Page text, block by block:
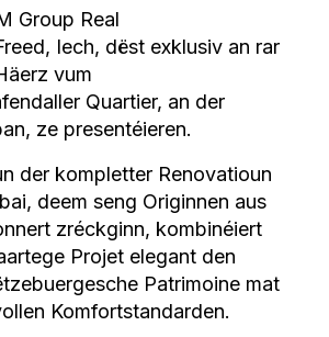
Group Real
Iech, dëst exklusiv an rar
vum
Quartier, an der
ze presentéieren.
der kompletter Renovatioun
deem seng Originnen aus
zréckginn, kombinéiert
Projet elegant den
Patrimoine mat
Komfortstandarden.